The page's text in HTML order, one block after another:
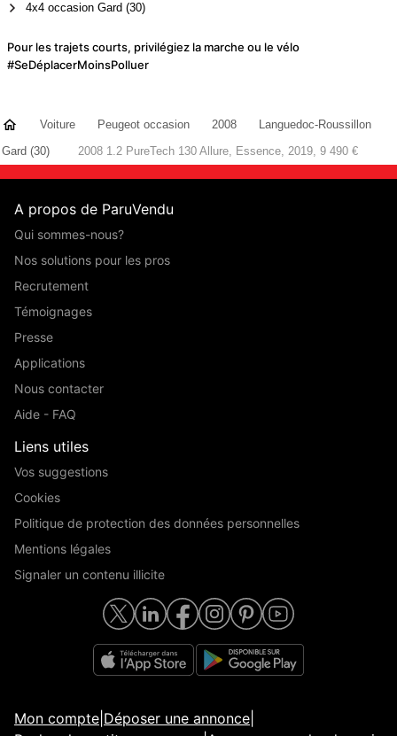
4x4 occasion Gard (30)
Pour les trajets courts, privilégiez la marche ou le vélo
#SeDéplacerMoinsPolluer
Voiture Peugeot occasion 2008
Languedoc-Roussillon
Gard (30)
2008 1.2 PureTech 130 Allure, Essence, 2019, 9 490 €
A propos de ParuVendu
Qui sommes-nous?
Nos solutions pour les pros
Recrutement
Témoignages
Presse
Applications
Nous contacter
Aide - FAQ
Liens utiles
Vos suggestions
Cookies
Politique de protection des données personnelles
Mentions légales
Signaler un contenu illicite
Mon compte Déposer une annonce